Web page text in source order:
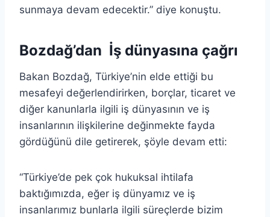
sunmaya devam edecektir.” diye konuştu.
Bozdağ’dan İş dünyasına çağrı
Bakan Bozdağ, Türkiye’nin elde ettiği bu
mesafeyi değerlendirirken, borçlar, ticaret ve
diğer kanunlarla ilgili iş dünyasının ve iş
insanlarının ilişkilerine değinmekte fayda
gördüğünü dile getirerek, şöyle devam etti:
“Türkiye’de pek çok hukuksal ihtilafa
baktığımızda, eğer iş dünyamız ve iş
insanlarımız bunlarla ilgili süreçlerde bizim